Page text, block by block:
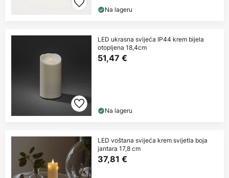
Na lageru
LED ukrasna svijeća IP44 krem bijela
otopljena 18,4cm
51,47 €
Na lageru
LED voštana svijeća krem svijetla boja
jantara 17,8 cm
37,81 €